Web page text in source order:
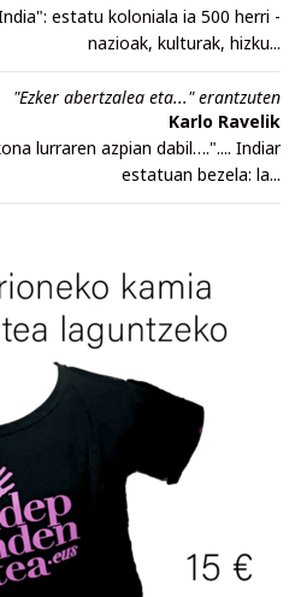
estatu koloniala ia 500 herri -
nazioak, kulturak, hizku...
"Ezker abertzalea eta..." erantzuten
Karlo Ravelik
lurraren azpian dabil….".... Indiar
estatuan bezela: la...